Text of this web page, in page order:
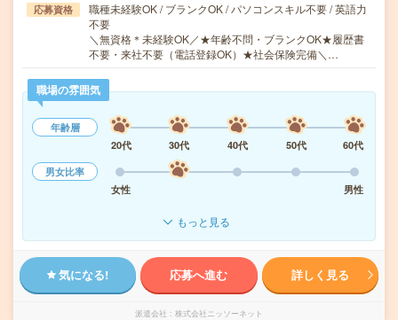
応募資格
職種未経験OK / ブランクOK / パソコンスキル不要 / 英語力
不要
＼無資格＊未経験OK／★年齢不問・ブランクOK★履歴書
不要・来社不要（電話登録OK）★社会保険完備＼…
職場の雰囲気
年齢層
20代
30代 40代 50代
60代
男女比率
女性
男性
もっと見る
気になる! 応募へ進む 詳しく見る
派遣会社 株式会社ニッソーネット